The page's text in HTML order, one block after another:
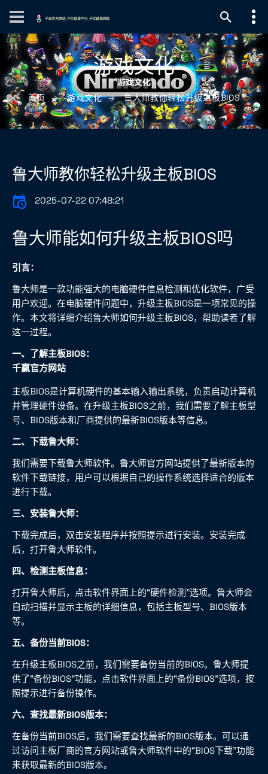
游戏文化
首页 游戏文化 鲁大师教你轻松升级主板BIOS
鲁大师教你轻松升级主板BIOS
2025-07-22 07:48:21
鲁大师能如何升级主板BIOS吗
引言：
鲁大师是一款功能强大的电脑硬件信息检测和优化软件，广受
用户欢迎。在电脑硬件问题中，升级主板BIOS是一项常见的操
作。本文将详细介绍鲁大师如何升级主板BIOS，帮助读者了解
这一过程。
一、了解主板BIOS：
千赢官方网站
主板BIOS是计算机硬件的基本输入输出系统，负责启动计算机
并管理硬件设备。在升级主板BIOS之前，我们需要了解主板型
号、BIOS版本和厂商提供的最新BIOS版本等信息。
二、下载鲁大师：
我们需要下载鲁大师软件。鲁大师官方网站提供了最新版本的
软件下载链接，用户可以根据自己的操作系统选择适合的版本
进行下载。
三、安装鲁大师：
下载完成后，双击安装程序并按照提示进行安装。安装完成
后，打开鲁大师软件。
四、检测主板信息：
打开鲁大师后，点击软件界面上的“硬件检测”选项。鲁大师会
自动扫描并显示主板的详细信息，包括主板型号、BIOS版本
等。
五、备份当前BIOS：
在升级主板BIOS之前，我们需要备份当前的BIOS。鲁大师提
供了“备份BIOS”功能，点击软件界面上的“备份BIOS”选项，按
照提示进行备份操作。
六、查找最新BIOS版本：
在备份当前BIOS后，我们需要查找最新的BIOS版本。可以通
过访问主板厂商的官方网站或鲁大师软件中的“BIOS下载”功能
来获取最新的BIOS版本。